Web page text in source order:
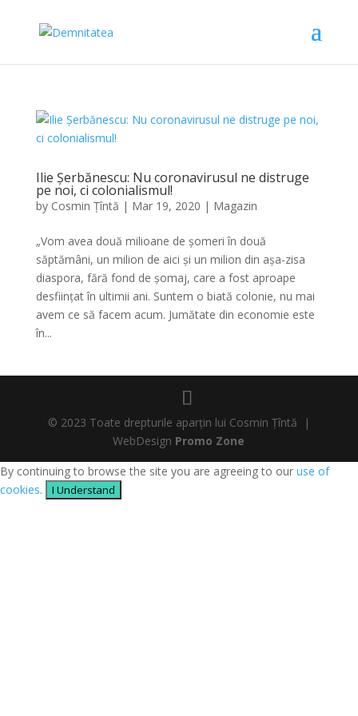
Ilie Șerbănescu: Nu coronavirusul ne distruge
pe noi, ci colonialismul!
by Cosmin Țîntă | Mar 19, 2020 | Magazin
„Vom avea două milioane de șomeri în două
săptămâni, un milion de aici și un milion din așa-zisa
diaspora, fără fond de șomaj, care a fost aproape
desființat în ultimii ani. Suntem o biată colonie, nu mai
avem ce să facem acum. Jumătate din economie este
în...
© 2023 Toate drepturile aparțin lui Cosmin Țîntă |
WebDesign Promo Zone
By continuing to browse the site you are agreeing to our use of
cookies. I Understand